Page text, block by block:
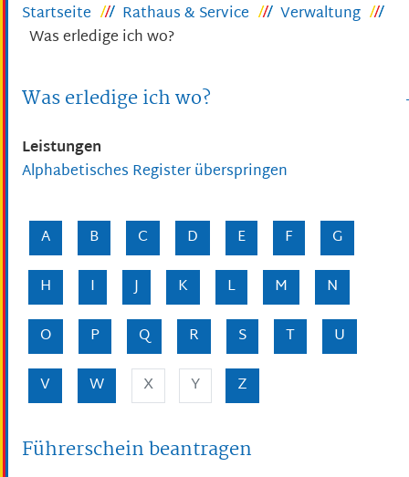
Startseite Rathaus & Service
Verwaltung
Was erledige ich wo?
Was erledige ich wo?
Leistungen
Alphabetisches Register überspringen
A B C D E F
G
H
I J K L M
N
O
P Q R S T
U
V
W X Y Z
Führerschein beantragen